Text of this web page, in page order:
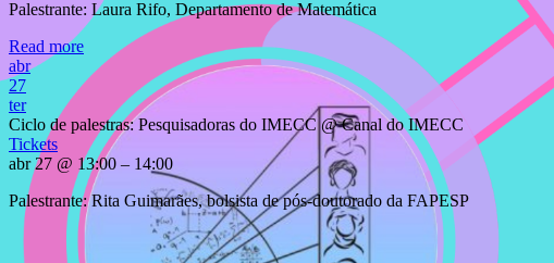
Palestrante: Laura Rifo, Departamento de Matemática
Read more
abr
27
ter
Ciclo de palestras: Pesquisadoras do IMECC @ Canal do IMECC
Tickets
abr 27 @ 13:00 – 14:00
Palestrante: Rita Guimarães, bolsista de pós-doutorado da FAPESP